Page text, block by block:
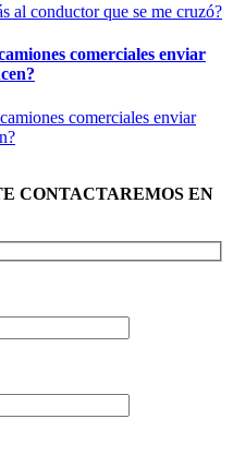
comerciales enviar
CONTACTAREMOS EN